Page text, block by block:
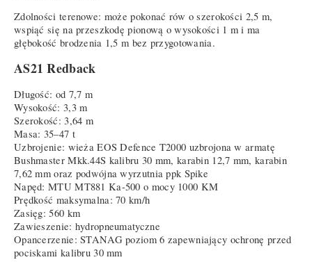
Zdolności terenowe: może pokonać rów o szerokości 2,5 m,
wspiąć się na przeszkodę pionową o wysokości 1 m i ma
głębokość brodzenia 1,5 m bez przygotowania.
AS21 Redback
Długość: od 7,7 m
Wysokość: 3,3 m
Szerokość: 3,64 m
Masa: 35–47 t
Uzbrojenie: wieża EOS Defence T2000 uzbrojona w armatę
Bushmaster Mkk.44S kalibru 30 mm, karabin 12,7 mm, karabin
7,62 mm oraz podwójna wyrzutnia ppk Spike
Napęd: MTU MT881 Ka-500 o mocy 1000 KM
Prędkość maksymalna: 70 km/h
Zasięg: 560 km
Zawieszenie: hydropneumatyczne
Opancerzenie: STANAG poziom 6 zapewniający ochronę przed
pociskami kalibru 30 mm